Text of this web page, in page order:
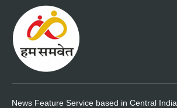
News Feature Service based in Central India